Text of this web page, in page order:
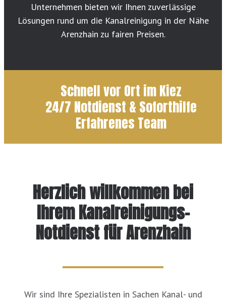
Unternehmen bieten wir Ihnen zuverlässige
Lösungen rund um die Kanalreinigung in der Nähe
Arenzhain zu fairen Preisen.
Schnell vor Ort im Kiez
24/7 Notdienst & Soforthilfe
Erfahrenes Team
Herzlich willkommen bei
Ihrem Kanalreinigungs-
Notdienst für Arenzhain
Wir sind Ihre Spezialisten in Sachen Kanal- und